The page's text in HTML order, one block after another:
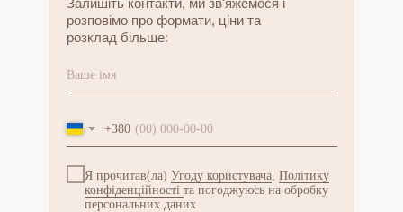
Залишіть контакти, ми зв'яжемося і
розповімо про формати, ціни та
розклад більше:
+380
Я прочитав(ла) Угоду користувача, Політику
конфіденційності та погоджуюсь на обробку
персональних даних